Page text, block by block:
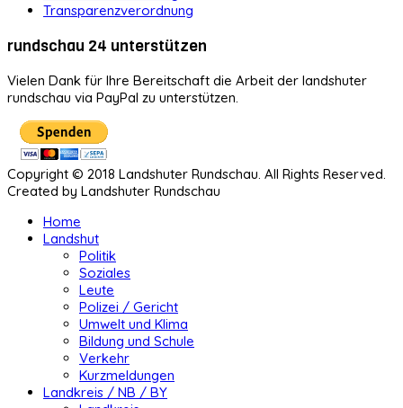
Transparenzverordnung
rundschau 24 unterstützen
Vielen Dank für Ihre Bereitschaft die Arbeit der landshuter
rundschau via PayPal zu unterstützen.
Copyright © 2018 Landshuter Rundschau. All Rights Reserved.
Created by Landshuter Rundschau
Home
Landshut
Politik
Soziales
Leute
Polizei / Gericht
Umwelt und Klima
Bildung und Schule
Verkehr
Kurzmeldungen
Landkreis / NB / BY